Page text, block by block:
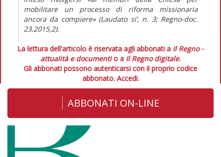
mobilitare un processo di riforma missionaria
ancora da compiere» (Laudato si’, n. 3; Regno-doc.
23,2015,2).
La lettura dell'articolo è riservata agli abbonati a Il Regno -
attualità e documentio a Il Regno digitale.
Gli abbonati possono autenticarsi con il proprio codice
abbonato. Accedi.
ABBONATI ON-LINE